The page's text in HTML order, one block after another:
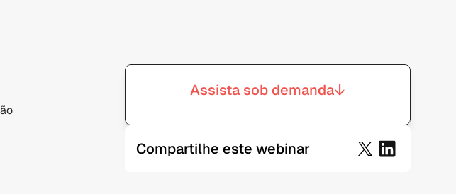
Assista sob demanda->
Compartilhe este webinar